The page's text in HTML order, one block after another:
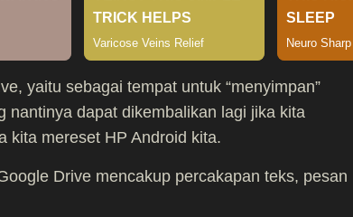
yaitu sebagai tempat untuk “menyimpan”
nantinya dapat dikembalikan lagi jika kita
kita mereset HP Android kita.
Drive mencakup percakapan teks, pesan